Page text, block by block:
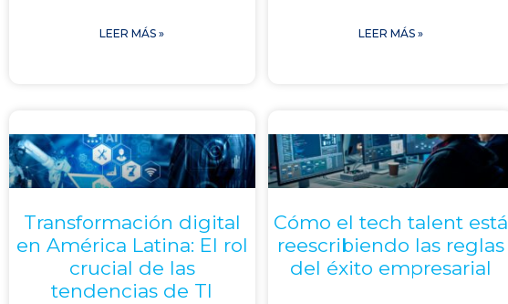
LEER MÁS » LEER MÁS »
Transformación digital
en América Latina: El rol
crucial de las
tendencias de TI
Cómo el tech talent está
reescribiendo las reglas
del éxito empresarial